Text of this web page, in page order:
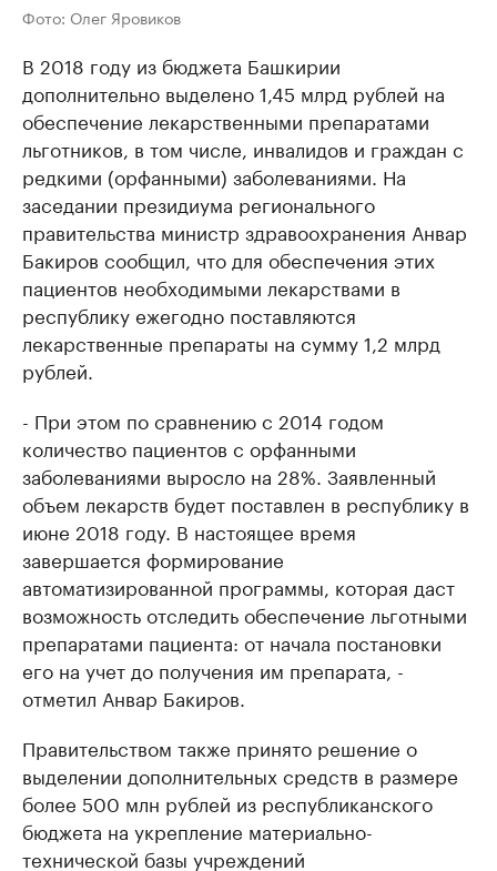
Фото: Олег Яровиков
В 2018 году из бюджета Башкирии
дополнительно выделено 1,45 млрд рублей на
обеспечение лекарственными препаратами
льготников, в том числе, инвалидов и граждан с
редкими (орфанными) заболеваниями. На
заседании президиума регионального
правительства министр здравоохранения Анвар
Бакиров сообщил, что для обеспечения этих
пациентов необходимыми лекарствами в
республику ежегодно поставляются
лекарственные препараты на сумму 1,2 млрд
рублей.
- При этом по сравнению с 2014 годом
количество пациентов с орфанными
заболеваниями выросло на 28%. Заявленный
объем лекарств будет поставлен в республику в
июне 2018 году. В настоящее время
завершается формирование
автоматизированной программы, которая даст
возможность отследить обеспечение льготными
препаратами пациента: от начала постановки
его на учет до получения им препарата, -
отметил Анвар Бакиров.
Правительством также принято решение о
выделении дополнительных средств в размере
более 500 млн рублей из республиканского
бюджета на укрепление материально-
технической базы учреждений